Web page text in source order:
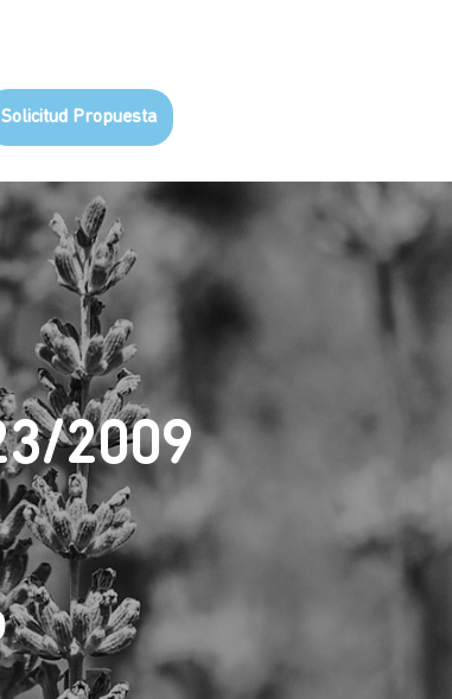
Solicitud Propuesta
2009